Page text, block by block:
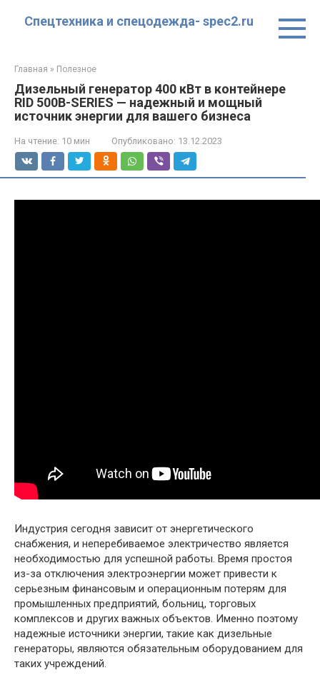
Спецтехника и спецодежда- spec2.ru
Главная » Полезное
Дизельный генератор 400 кВт в контейнере
RID 500B-SERIES — надежный и мощный
источник энергии для вашего бизнеса
На чтение: 10 мин Опубликовано: 13.12.2023
Индустрия сегодня зависит от энергетического
снабжения, и неперебиваемое электричество является
необходимостью для успешной работы. Время простоя
из-за отключения электроэнергии может привести к
серьезным финансовым и операционным потерям для
промышленных предприятий, больниц, торговых
комплексов и других важных объектов. Именно поэтому
надежные источники энергии, такие как дизельные
генераторы, являются обязательным оборудованием для
таких учреждений.